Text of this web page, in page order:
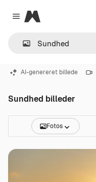
Close menu
Magnific
AI-genereret billede
Sundhed billeder
Fotos